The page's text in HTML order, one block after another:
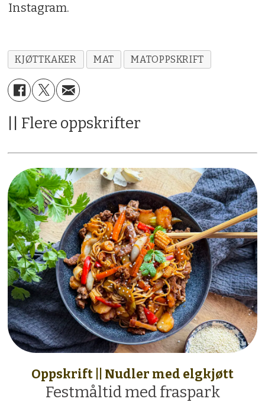
Instagram.
KJØTTKAKER MAT MATOPPSKRIFT
|| Flere oppskrifter
Oppskrift || Nudler med elgkjøtt
Festmåltid med fraspark